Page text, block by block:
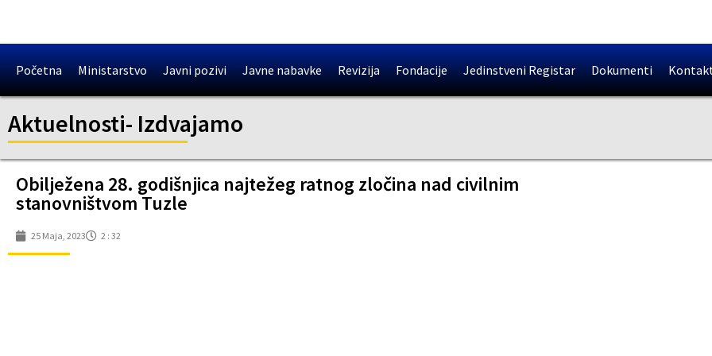
Početna Ministarstvo Javni pozivi Javne nabavke Revizija Fondacije Jedinstveni Registar Dokumenti
Aktuelnosti- Izdvajamo
Obilježena 28. godišnjica najtežeg ratnog zločina nad civilnim
stanovništvom Tuzle
25 Maja, 2023 2 : 32